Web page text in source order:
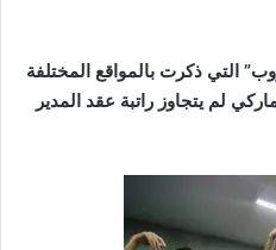
التي ذكرت بالمواقع المختلفة
لم يتجاوز راتبة عقد المدير